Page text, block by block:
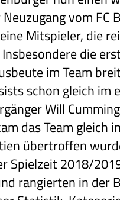
vom
Mitspieler, die
die
im Team
schon gleich im
Will
das Team gleich
übertroffen
Spielzeit 2018/
rangierten in der